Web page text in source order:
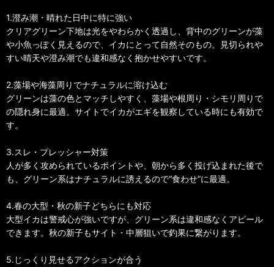
1.澄み潮・晴れた日中に特に強い
クリアグリーン下地は光をやわらかく透過し、背中のグリーンが藻
や小魚っぽく見えるので、イカにとって自然そのもの。見切られや
すい晴天や澄み潮でも違和感なく抱かせやすいです。
2.藻場や海藻周りでナチュラルに溶け込む
グリーンは藻の色とマッチしやすく、藻場や根周り・シモリ周りで
の隠れ身に最適。サイトでイカがエギを観察している時にも有効で
す。
3.スレ・プレッシャー対策
人が多く攻められているポイントや、朝から多く投げ込まれた後で
も、グリーン系はナチュラルに誘えるので“食わせ”に最適。
4.春の大型・秋の新子どちらにも対応
大型イカは警戒心が強いですが、グリーン系は違和感なくアピール
できます。秋の新子もサイト・中層狙いで釣果に繋がります。
5.じっくり見せるアクションが合う